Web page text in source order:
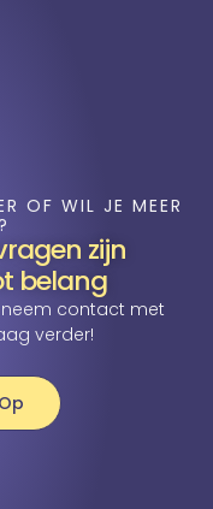
OF WIL JE MEER
zijn
belang
contact met
verder!